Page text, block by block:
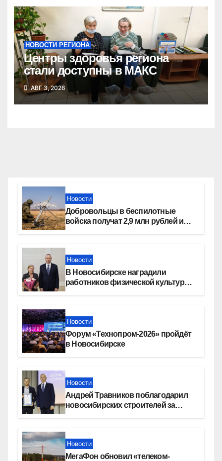
НОВОСТИ РЕГИОНА
Центры здоровья региона
стали доступны в МАКС
АВГ 3, 2026
Новости
Добровольцы в беспилотные
войска получат 2,9 млн рублей и
Новости
В Новосибирске наградили
работников физической культуры
Новости
Форум «Технопром-2026» пройдёт
в Новосибирске
Новости
Андрей Травников поблагодарил
новосибирских строителей за
Новости
МегаФон обновил «телеком-